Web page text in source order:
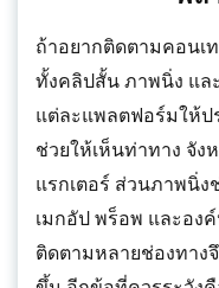
ถ้าอยากติดตามคอน
ทั้งคลิปสั้น ภาพนิ่ง แล
แต่ละแพลตฟอร์มให้
ช่วยให้เห็นท่าทาง จั
แรกเตอร์ ส่วนภาพนิ่ง
เมกอัป พร็อพ และอง
ติดตามหลายช่องทาง